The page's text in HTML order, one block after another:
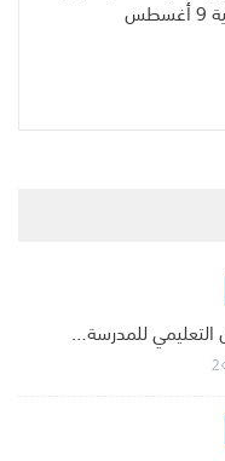
التعليمي للمدرسة…
2